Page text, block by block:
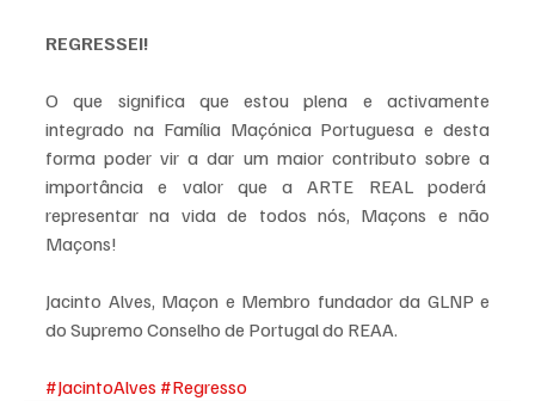
REGRESSEI!
O que significa que estou plena e activamente
integrado na Família Maçónica Portuguesa e desta
forma poder vir a dar um maior contributo sobre a
importância e valor que a ARTE REAL poderá
representar na vida de todos nós, Maçons e não
Maçons!
Jacinto Alves, Maçon e Membro fundador da GLNP e
do Supremo Conselho de Portugal do REAA.
#JacintoAlves #Regresso